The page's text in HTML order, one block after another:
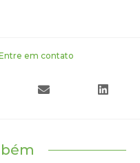
em contato